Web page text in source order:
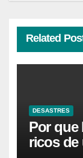
Related
DESASTRES
Por que
ricos de